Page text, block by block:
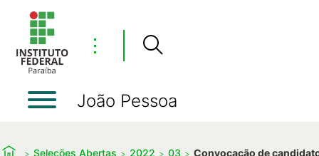
⋮
João Pessoa
Seleções Abertas 2022 03 Convocação de